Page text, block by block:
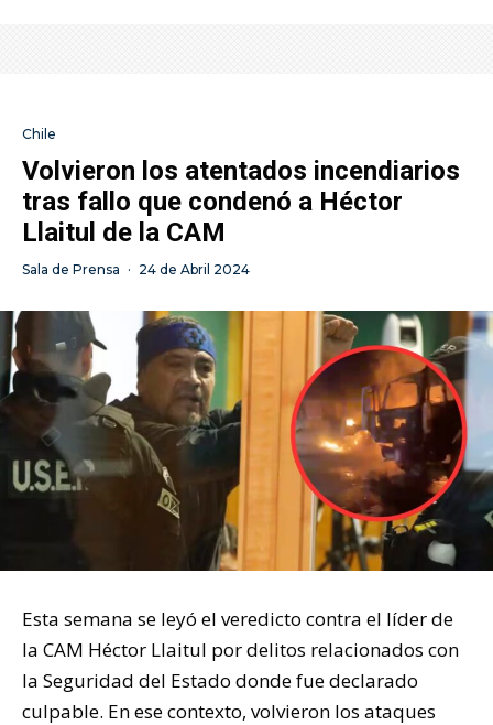
Chile
Volvieron los atentados incendiarios
tras fallo que condenó a Héctor
Llaitul de la CAM
Sala de Prensa · 24 de Abril 2024
Esta semana se leyó el veredicto contra el líder de
la CAM Héctor Llaitul por delitos relacionados con
la Seguridad del Estado donde fue declarado
culpable. En ese contexto, volvieron los ataques